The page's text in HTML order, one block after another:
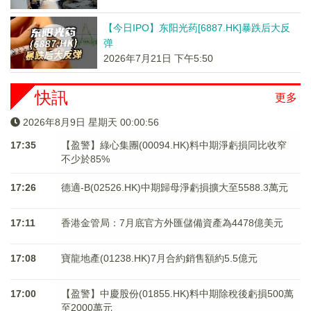
【今日IPO】东阳光药[6887.HK]暴跌后大反
弹
2026年7月21日 下午5:50
更多
快訊
2026年8月9日 星期天 00:00:57
17:35
【盈警】綠心集團(00094.HK)料中期淨虧損同比收窄
不少於85%
17:26 德適-B(02526.HK)中期歸母淨虧損擴大至5588.3萬元
17:11 香港金管局：7月底官方外匯儲備資產為4478億美元
17:08 寶龍地產(01238.HK)7月合約銷售額約5.5億元
17:00
【盈警】中慶股份(01855.HK)料中期除稅後虧損500萬
至2000萬元